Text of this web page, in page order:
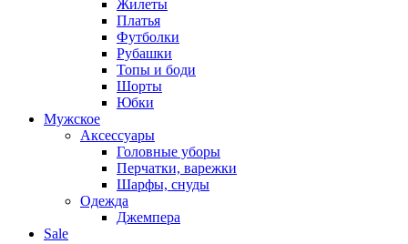
Жилеты
Платья
Футболки
Рубашки
Топы и боди
Шорты
Юбки
Мужское
Аксессуары
Головные уборы
Перчатки, варежки
Шарфы, снуды
Одежда
Джемпера
Sale